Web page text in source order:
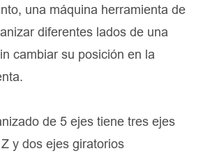
una máquina herramienta de
diferentes lados de una
cambiar su posición en la
de 5 ejes tiene tres ejes
y dos ejes giratorios